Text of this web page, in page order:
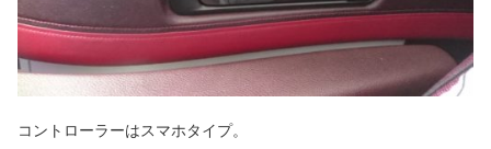
コントローラーはスマホタイプ。